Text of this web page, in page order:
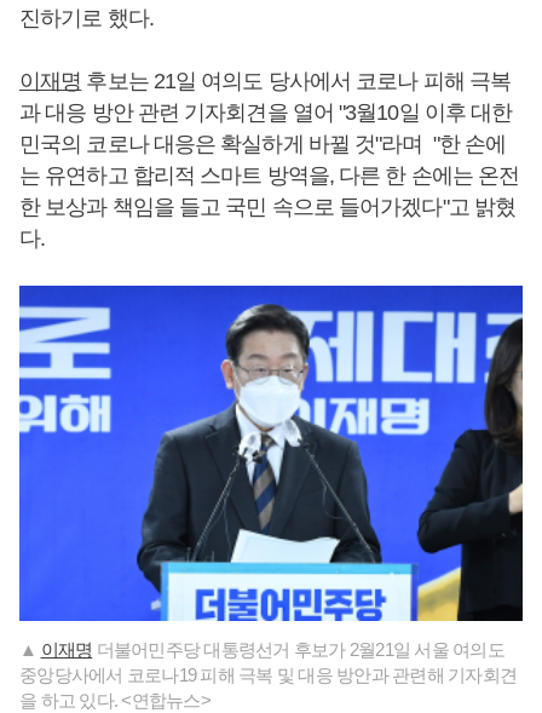
진하기로 했다.
이재명 후보는 21일 여의도 당사에서 코로나 피해 극복
과 대응 방안 관련 기자회견을 열어 "3월10일 이후 대한
민국의 코로나 대응은 확실하게 바뀔 것"라며 "한 손에
는 유연하고 합리적 스마트 방역을, 다른 한 손에는 온전
한 보상과 책임을 들고 국민 속으로 들어가겠다"고 밝혔
다.
▲ 이재명 더불어민주당 대통령선거 후보가 2월21일 서울 여의도
중앙당사에서 코로나19 피해 극복 및 대응 방안과 관련해 기자회견
을 하고 있다. <연합뉴스>